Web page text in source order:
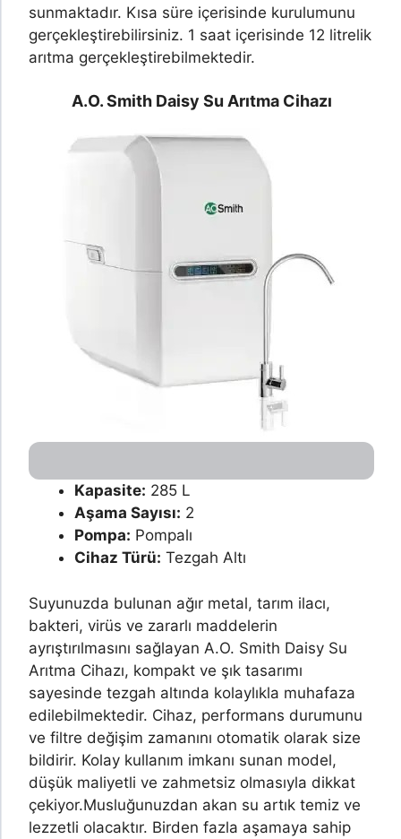
sunmaktadır. Kısa süre içerisinde kurulumunu
gerçekleştirebilirsiniz. 1 saat içerisinde 12 litrelik
arıtma gerçekleştirebilmektedir.
A.O. Smith Daisy Su Arıtma Cihazı
Kapasite: 285 L
Aşama Sayısı: 2
Pompa: Pompalı
Cihaz Türü: Tezgah Altı
Suyunuzda bulunan ağır metal, tarım ilacı,
bakteri, virüs ve zararlı maddelerin
ayrıştırılmasını sağlayan A.O. Smith Daisy Su
Arıtma Cihazı, kompakt ve şık tasarımı
sayesinde tezgah altında kolaylıkla muhafaza
edilebilmektedir. Cihaz, performans durumunu
ve filtre değişim zamanını otomatik olarak size
bildirir. Kolay kullanım imkanı sunan model,
düşük maliyetli ve zahmetsiz olmasıyla dikkat
çekiyor.Musluğunuzdan akan su artık temiz ve
lezzetli olacaktır. Birden fazla aşamaya sahip